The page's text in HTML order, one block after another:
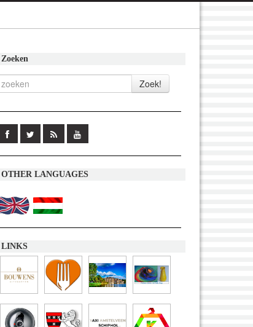
Zoeken
OTHER LANGUAGES
LINKS